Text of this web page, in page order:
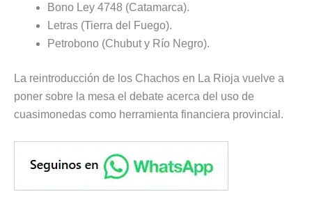
Bono Ley 4748 (Catamarca).
Letras (Tierra del Fuego).
Petrobono (Chubut y Río Negro).
La reintroducción de los Chachos en La Rioja vuelve a
poner sobre la mesa el debate acerca del uso de
cuasimonedas como herramienta financiera provincial.